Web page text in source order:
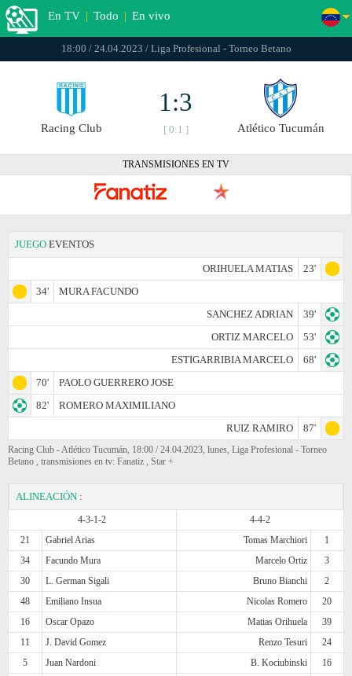
En TV | Todo | En vivo
18:00 / 24.04.2023 / Liga Profesional - Torneo Betano
Racing Club
1:3
[ 0:1 ] Atlético Tucumán
TRANSMISIONES EN TV
JUEGO EVENTOS
ORIHUELA MATIAS
23'
34'
MURA FACUNDO
SANCHEZ ADRIAN
39'
ORTIZ MARCELO
53'
ESTIGARRIBIA MARCELO
68'
70'
PAOLO GUERRERO JOSE
82'
ROMERO MAXIMILIANO
RUIZ RAMIRO
87'
Racing Club - Atlético Tucumán, 18:00 / 24.04.2023, lunes, Liga Profesional - Torneo
Betano , transmisiones en tv: Fanatiz , Star +
ALINEACIÓN :
4-3-1-2
4-4-2
21
Gabriel Arias Tomas Marchiori
1
34
Facundo Mura Marcelo Ortiz
3
30
L. German Sigali Bruno Bianchi
2
48
Emiliano Insua Nicolas Romero
20
16
Oscar Opazo Matias Orihuela
39
11
J. David Gomez Renzo Tesuri
24
5
Juan Nardoni B. Kociubinski
16